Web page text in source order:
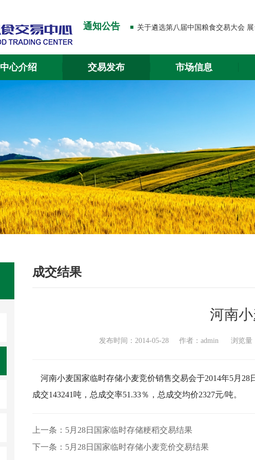
通知公告
中心介绍 交易发布 市场信息
成交结果
河南
发布时间：2014-05-28 作者：admin 浏览
河南小麦国家临时存储小麦竞价销售交易会于2014年5月28
成交143241吨，总成交率51.33％，总成交均价2327元/吨。
上一条：5月28日国家临时存储粳稻交易结果
下一条：5月28日国家临时存储小麦竞价交易结果